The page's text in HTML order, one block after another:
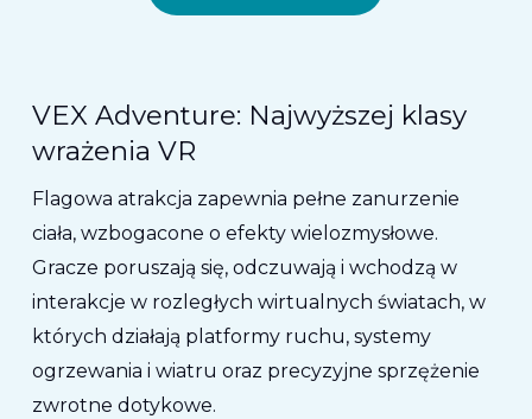
VEX Adventure: Najwyższej klasy
wrażenia VR
Flagowa atrakcja zapewnia pełne zanurzenie
ciała, wzbogacone o efekty wielozmysłowe.
Gracze poruszają się, odczuwają i wchodzą w
interakcje w rozległych wirtualnych światach, w
których działają platformy ruchu, systemy
ogrzewania i wiatru oraz precyzyjne sprzężenie
zwrotne dotykowe.